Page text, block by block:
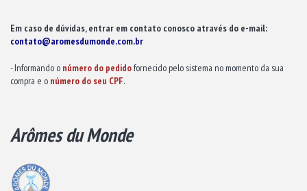
Em caso de dúvidas, entrar em contato conosco através do e-mail:
contato@aromesdumonde.com.br
- Informando o número do pedidofornecido pelo sistema no momento da sua
compra e o número do seu CPF.
Arômes du Monde